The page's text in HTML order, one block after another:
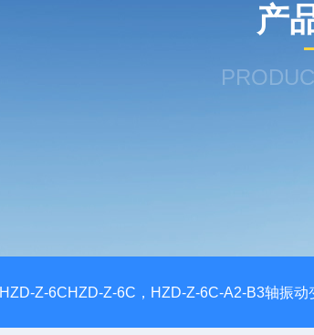
产
HZD-Z-6CHZD-Z-6C，HZD-Z-6C-A2-B3轴振动